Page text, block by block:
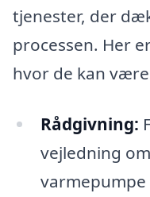
tjenester, der
processen. Her
hvor de kan
Rådgivning:
vejledning